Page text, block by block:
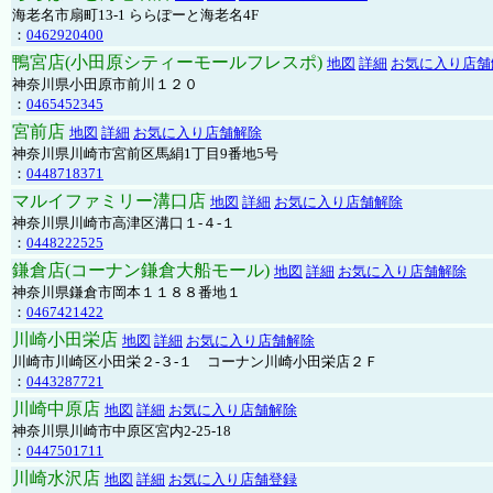
海老名市扇町13-1 ららぽーと海老名4F
： 0462920400
鴨宮店(小田原シティーモールフレスポ) 地図 詳細 お気に入り店
神奈川県小田原市前川１２０
： 0465452345
宮前店 地図 詳細 お気に入り店舗解除
神奈川県川崎市宮前区馬絹1丁目9番地5号
： 0448718371
マルイファミリー溝口店 地図 詳細 お気に入り店舗解除
神奈川県川崎市高津区溝口１-４-１
： 0448222525
鎌倉店(コーナン鎌倉大船モール) 地図 詳細 お気に入り店舗解除
神奈川県鎌倉市岡本１１８８番地１
： 0467421422
川崎小田栄店 地図 詳細 お気に入り店舗解除
川崎市川崎区小田栄２‐３‐１ コーナン川崎小田栄店２Ｆ
： 0443287721
川崎中原店 地図 詳細 お気に入り店舗解除
神奈川県川崎市中原区宮内2-25-18
： 0447501711
川崎水沢店 地図 詳細 お気に入り店舗登録